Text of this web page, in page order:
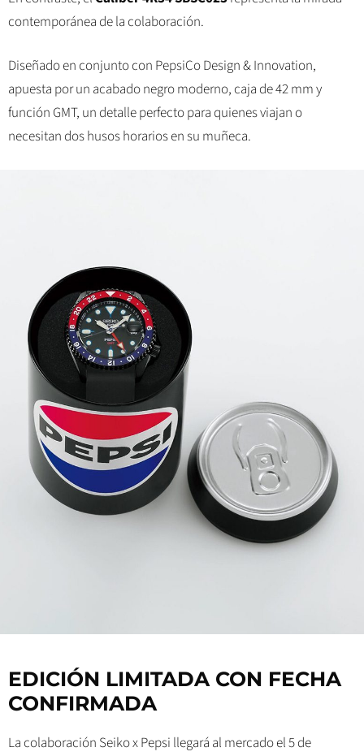
contemporánea de la colaboración.
Diseñado en conjunto con PepsiCo Design & Innovation,
apuesta por un acabado negro moderno, caja de 42 mm y
función GMT, un detalle perfecto para quienes viajan o
necesitan dos husos horarios en su muñeca.
EDICIÓN LIMITADA CON FECHA
CONFIRMADA
La colaboración Seiko x Pepsi llegará al mercado el 5 de